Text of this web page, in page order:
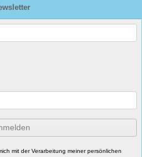
mit der Verarbeitung meiner persönlichen